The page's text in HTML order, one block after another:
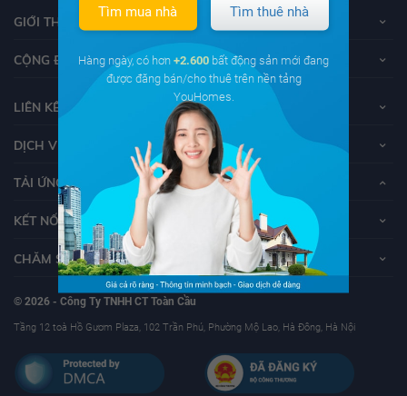
GIỚI THIỆU VỀ YOUHOMES
CỘNG ĐỒNG YOUHOMERS
LIÊN KẾT
DỊCH VỤ KHÁCH HÀNG
TẢI ỨNG DỤNG YOUHOMES
KẾT NỐI VỚI YOUHOMES
CHĂM SÓC KHÁCH HÀNG
© 2026 - Công Ty TNHH CT Toàn Cầu
Tầng 12 toà Hồ Gươm Plaza, 102 Trần Phú, Phường Mộ Lao, Hà Đông, Hà Nội
Tìm mua nhà Tìm thuê nhà
Hàng ngày, có hơn +2.600 bất động sản mới đang
được đăng bán/cho thuê trên nền tảng
YouHomes.